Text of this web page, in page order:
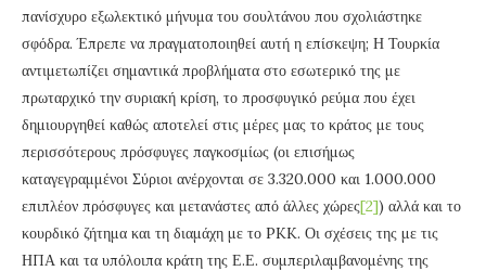
πανίσχυρο εξωλεκτικό μήνυμα του σουλτάνου που σχολιάστηκε
σφόδρα. Έπρεπε να πραγματοποιηθεί αυτή η επίσκεψη; Η Τουρκία
αντιμετωπίζει σημαντικά προβλήματα στο εσωτερικό της με
πρωταρχικό την συριακή κρίση, το προσφυγικό ρεύμα που έχει
δημιουργηθεί καθώς αποτελεί στις μέρες μας το κράτος με τους
περισσότερους πρόσφυγες παγκοσμίως (οι επισήμως
καταγεγραμμένοι Σύριοι ανέρχονται σε 3.320.000 και 1.000.000
επιπλέον πρόσφυγες και μετανάστες από άλλες χώρες[2]) αλλά και το
κουρδικό ζήτημα και τη διαμάχη με το PKK. Οι σχέσεις της με τις
ΗΠΑ και τα υπόλοιπα κράτη της Ε.Ε. συμπεριλαμβανομένης της